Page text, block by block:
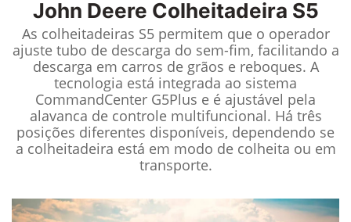
John Deere Colheitadeira S5
As colheitadeiras S5 permitem que o operador
ajuste tubo de descarga do sem-fim, facilitando a
descarga em carros de grãos e reboques. A
tecnologia está integrada ao sistema
CommandCenter G5Plus e é ajustável pela
alavanca de controle multifuncional. Há três
posições diferentes disponíveis, dependendo se
a colheitadeira está em modo de colheita ou em
transporte.